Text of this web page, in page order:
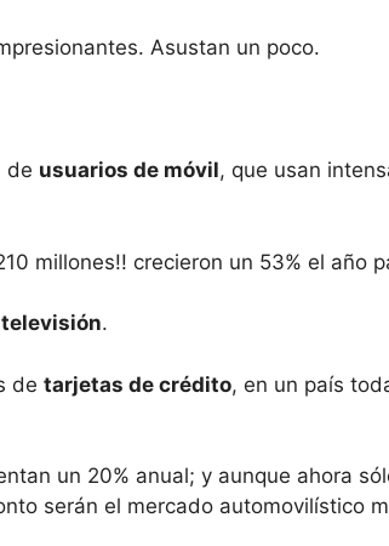
Asustan un poco.
de usuarios de móvil, que usan
millones!! crecieron un 53% el año
.
de tarjetas de crédito, en un país
un 20% anual; y aunque ahora
serán el mercado automovilístico